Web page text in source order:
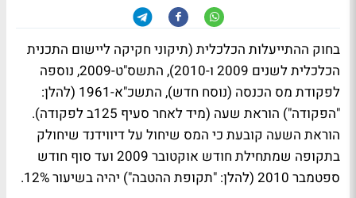
בחוק ההתייעלות הכלכלית (תיקוני חקיקה ליישום התכנית
הכלכלית לשנים 2009 ו-2010), התשס"ט-2009, נוספה
לפקודת מס הכנסה (נוסח חדש), התשכ"א-1961 (להלן:
"הפקודה") הוראת שעה (מיד לאחר סעיף 125ב לפקודה).
הוראת השעה קובעת כי המס שיחול על דיווידנד שיחולק
בתקופה שמתחילת חודש אוקטובר 2009 ועד סוף חודש
ספטמבר 2010 (להלן: "תקופת ההטבה") יהיה בשיעור 12%.